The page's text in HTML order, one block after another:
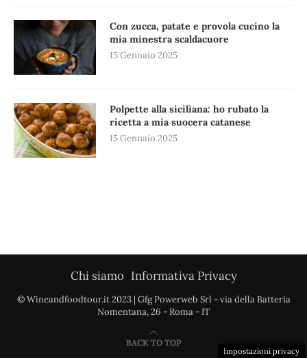
Con zucca, patate e provola cucino la
mia minestra scaldacuore
15 Gennaio 2025
Polpette alla siciliana: ho rubato la
ricetta a mia suocera catanese
15 Gennaio 2025
Chi siamo Informativa Privacy
© Wineandfoodtour.it 2023 | Gfg Powerweb Srl - via della Batteria
Nomentana, 26 - Roma - IT
BACK TO TOP
Impostazioni privacy